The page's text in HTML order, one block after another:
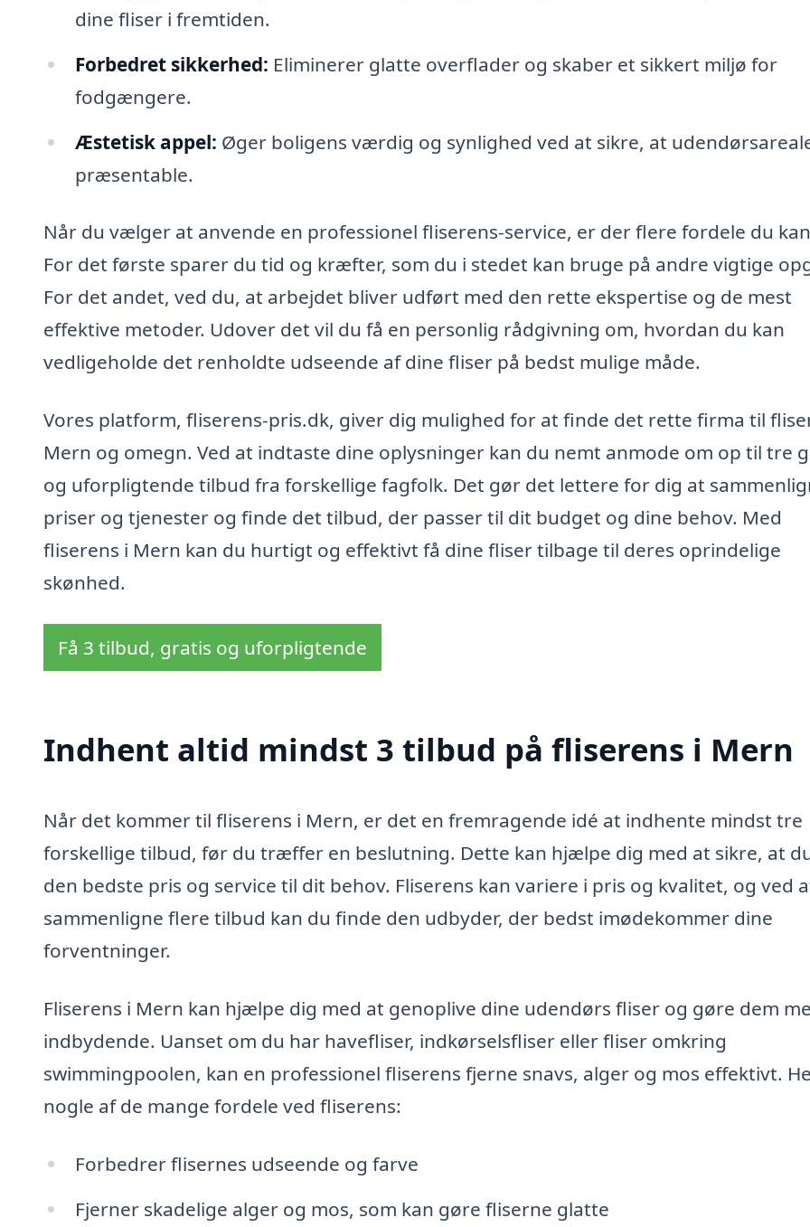
dine fliser i fremtiden.
Forbedret sikkerhed: Eliminerer glatte overflader og skaber et sikkert miljø for
fodgængere.
Æstetisk appel: Øger boligens værdig og synlighed ved at sikre, at
præsentable.
Når du vælger at anvende en professionel fliserens-service, er der flere fordele du
For det første sparer du tid og kræfter, som du i stedet kan bruge på andre vigtige
For det andet, ved du, at arbejdet bliver udført med den rette ekspertise og de mest
effektive metoder. Udover det vil du få en personlig rådgivning om, hvordan du kan
vedligeholde det renholdte udseende af dine fliser på bedst mulige måde.
Vores platform, fliserens-pris.dk, giver dig mulighed for at finde det rette firma til
Mern og omegn. Ved at indtaste dine oplysninger kan du nemt anmode om op til tre
og uforpligtende tilbud fra forskellige fagfolk. Det gør det lettere for dig at
priser og tjenester og finde det tilbud, der passer til dit budget og dine behov. Med
fliserens i Mern kan du hurtigt og effektivt få dine fliser tilbage til deres oprindelige
skønhed.
Få 3 tilbud, gratis og uforpligtende
Indhent altid mindst 3 tilbud på fliserens i Mern
Når det kommer til fliserens i Mern, er det en fremragende idé at indhente mindst tre
forskellige tilbud, før du træffer en beslutning. Dette kan hjælpe dig med at sikre, at
den bedste pris og service til dit behov. Fliserens kan variere i pris og kvalitet, og ved
sammenligne flere tilbud kan du finde den udbyder, der bedst imødekommer dine
forventninger.
Fliserens i Mern kan hjælpe dig med at genoplive dine udendørs fliser og gøre dem
indbydende. Uanset om du har havefliser, indkørselsfliser eller fliser omkring
swimmingpoolen, kan en professionel fliserens fjerne snavs, alger og mos effektivt.
nogle af de mange fordele ved fliserens:
Forbedrer flisernes udseende og farve
Fjerner skadelige alger og mos, som kan gøre fliserne glatte